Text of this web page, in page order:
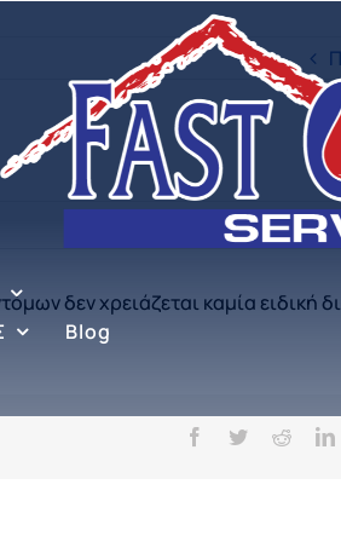
Blog
να παραμείνει
δεν χρειάζεται καμία ειδική
Facebook
TwitterReddit